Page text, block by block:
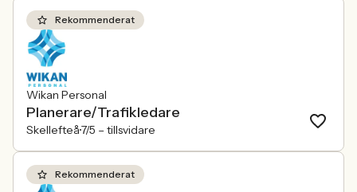
Rekommenderat
Wikan Personal
Planerare/Trafikledare
Skellefteå7/5 – tillsvidare
Rekommenderat